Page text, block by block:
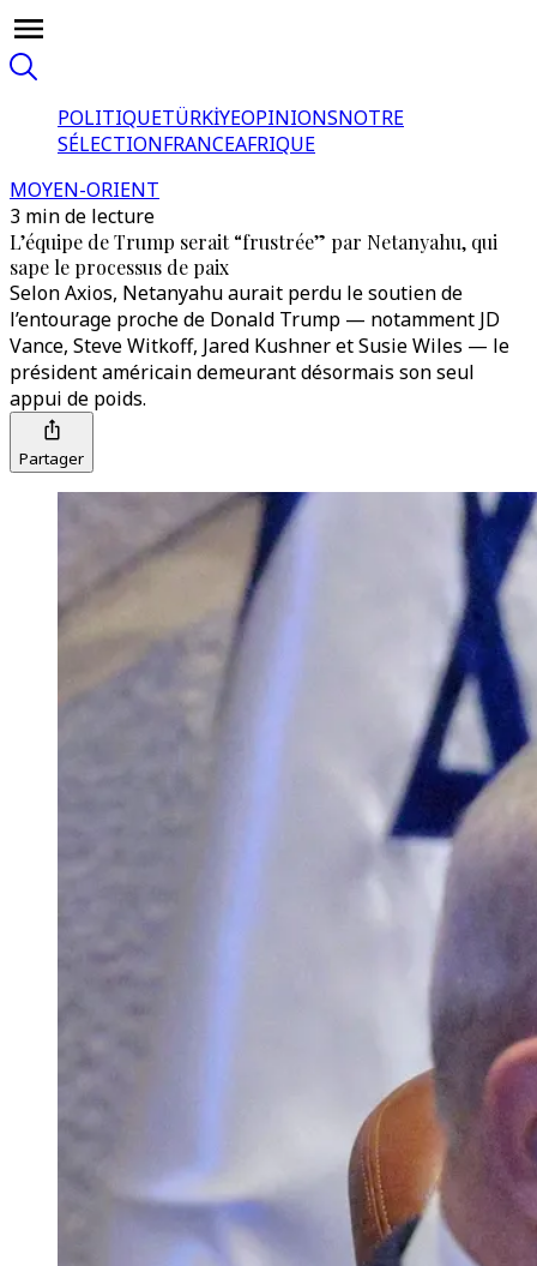
POLITIQUETÜRKİYEOPINIONSNOTRE
SÉLECTIONFRANCEAFRIQUE
MOYEN-ORIENT
3 min de lecture
L’équipe de Trump serait “frustrée” par Netanyahu, qui
sape le processus de paix
Selon Axios, Netanyahu aurait perdu le soutien de
l’entourage proche de Donald Trump — notamment JD
Vance, Steve Witkoff, Jared Kushner et Susie Wiles — le
président américain demeurant désormais son seul
appui de poids.
Partager